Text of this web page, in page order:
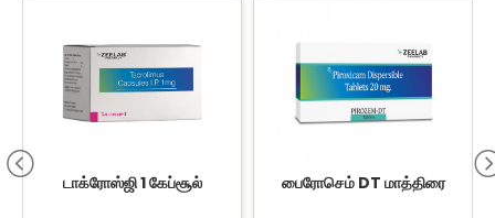
டாக்ரோஸ்ஜி 1 கேப்சூல் பைரோசெம் DT மாத்திரை